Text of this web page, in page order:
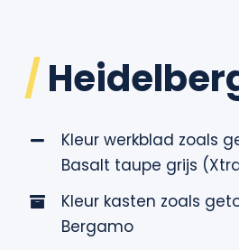
/
Kleur werkblad zoals
Basalt taupe grijs
Kleur kasten zoals
Bergamo